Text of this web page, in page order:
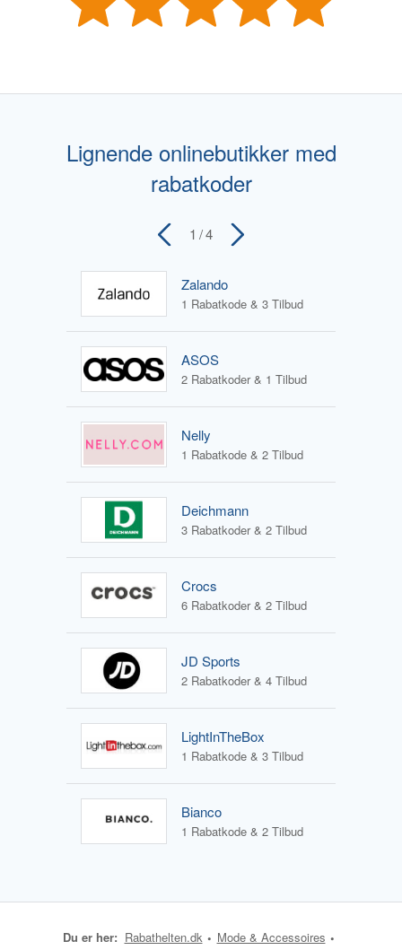
Lignende onlinebutikker med
rabatkoder
1 / 4
Zalando
1 Rabatkode & 3 Tilbud
ASOS
2 Rabatkoder & 1 Tilbud
Nelly
1 Rabatkode & 2 Tilbud
Deichmann
3 Rabatkoder & 2 Tilbud
Crocs
6 Rabatkoder & 2 Tilbud
JD Sports
2 Rabatkoder & 4 Tilbud
LightInTheBox
1 Rabatkode & 3 Tilbud
Bianco
1 Rabatkode & 2 Tilbud
Du er her: Rabathelten.dk Mode & Accessoires